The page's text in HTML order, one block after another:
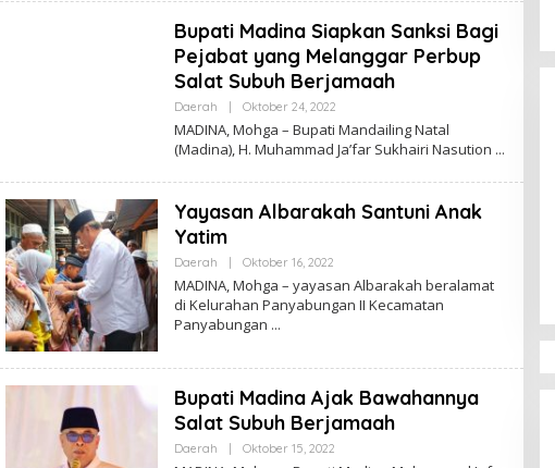
Bupati Madina Siapkan Sanksi Bagi
Pejabat yang Melanggar Perbup
Salat Subuh Berjamaah
Daerah Oktober 24, 2022Oleh
MADINA, Mohga – Bupati Mandailing Natal
(Madina), H. Muhammad Ja’far Sukhairi Nasution
Yayasan Albarakah Santuni Anak
Yatim
Daerah Oktober 16, 2022Oleh
MADINA, Mohga – yayasan Albarakah beralamat
di Kelurahan Panyabungan II Kecamatan
Panyabungan
Bupati Madina Ajak Bawahannya
Salat Subuh Berjamaah
Daerah Oktober 15, 2022Oleh
Calon Anggota KPID Sumut Melaju
ke DPRD, Fit and Proper Test jadi
Penentu
Di Sumatera Utara | Agustus 4, 2026